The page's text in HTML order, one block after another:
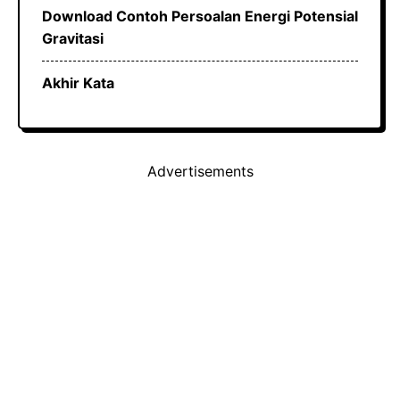
Download Contoh Persoalan Energi Potensial
Gravitasi
Akhir Kata
Advertisements